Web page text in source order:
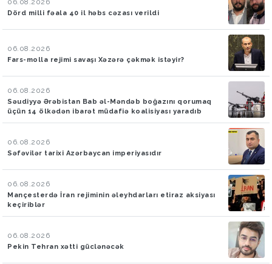
06.08.2026
Dörd milli fəala 40 il həbs cəzası verildi
06.08.2026
Fars-molla rejimi savaşı Xəzərə çəkmək istəyir?
06.08.2026
Səudiyyə Ərəbistan Bab əl-Məndəb boğazını qorumaq
üçün 14 ölkədən ibarət müdafiə koalisiyası yaradıb
06.08.2026
Səfəvilər tarixi Azərbaycan imperiyasıdır
06.08.2026
Mançesterdə İran rejiminin əleyhdarları etiraz aksiyası
keçiriblər
06.08.2026
Pekin Tehran xətti güclənəcək